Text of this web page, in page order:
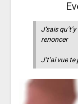
J’sais
renoncer
J’t’ai vue